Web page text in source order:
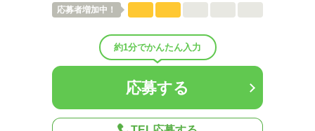
応募者増加中！
約1分でかんたん入力
応募する